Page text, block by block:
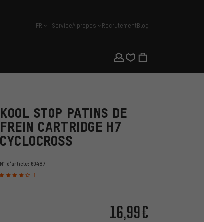
français
FR ServiceÀ propos RecrutementBlog
KOOL STOP PATINS DE
FREIN CARTRIDGE H7
CYCLOCROSS
N° d'article: 60487
1
16,99€